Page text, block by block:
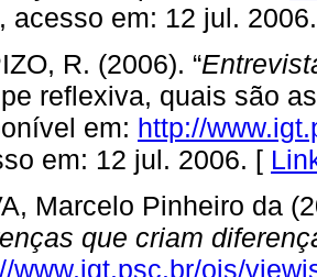
, acesso em: 12 jul.
R. (2006). “
reflexiva, quais são
em: http://
em: 12 jul. 2006. [
Marcelo Pinheiro da
que criam
www.igt.psc.br/ojs/